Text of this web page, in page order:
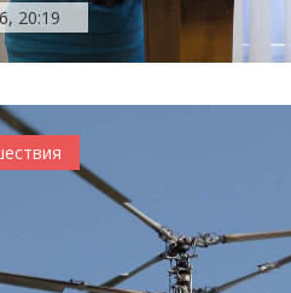
20:19